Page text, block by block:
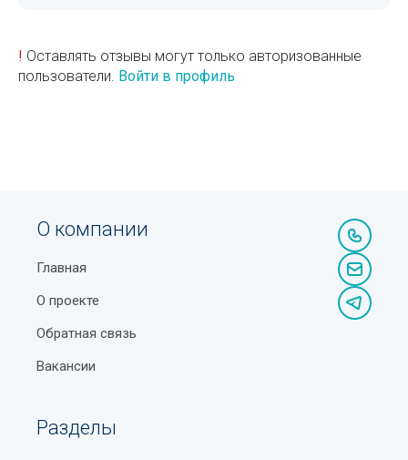
! Оставлять отзывы могут только авторизованные
пользователи. Войти в профиль
О компании
Главная
О проекте
Обратная связь
Вакансии
Разделы